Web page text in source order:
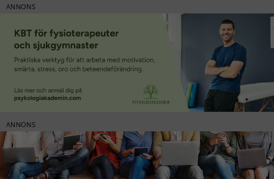
ANNONS
ANNONS